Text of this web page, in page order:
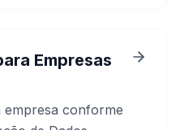
Empresas
conforme